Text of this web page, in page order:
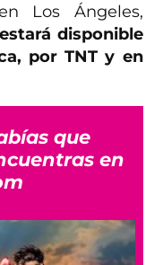
Los Ángeles,
disponible
por TNT y en
que
en